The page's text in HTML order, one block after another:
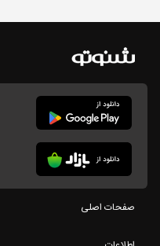
صفحات اصلی